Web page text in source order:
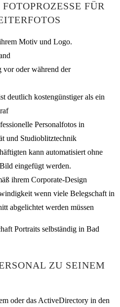
FÜR
Motiv und Logo.
vor oder während der
deutlich kostengünstiger als ein
Personalfotos in
und Studioblitztechnik
kann automatisiert ohne
eingefügt werden.
ihrem Corporate-Design
wenn viele Belegschaft in
abgelichtet werden müssen
ZU SEINEM
oder das ActiveDirectory in den